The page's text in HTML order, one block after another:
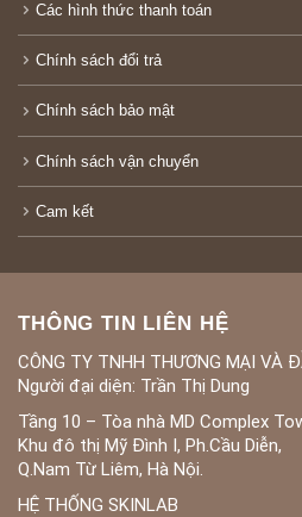
Các hình thức thanh toán
Chính sách đổi trả
Chính sách bảo mật
Chính sách vận chuyển
Cam kết
THÔNG TIN LIÊN HỆ
CÔNG TY TNHH THƯƠNG MẠI VÀ
Người đại diện: Trần Thị Dung
Tầng 10 – Tòa nhà MD Complex
Khu đô thị Mỹ Đình I, Ph.Cầu Diễn,
Q.Nam Từ Liêm, Hà Nội.
HỆ THỐNG SKINLAB